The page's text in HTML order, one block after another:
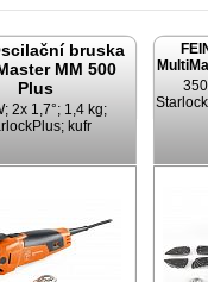
bruska
MM 500
Plus
2x 1,7°; 1,4 kg;
kufr